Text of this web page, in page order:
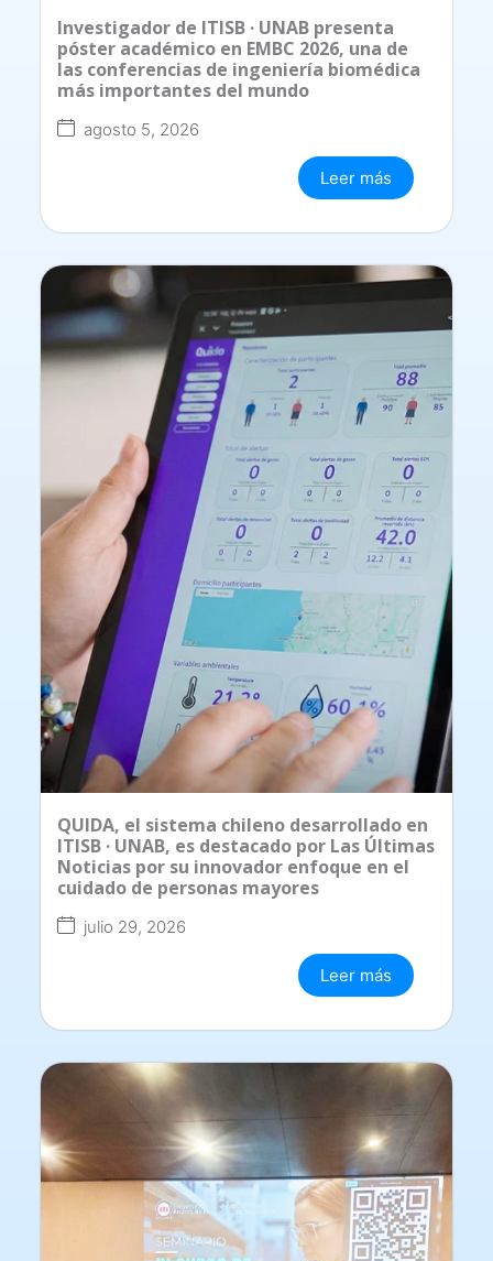
Investigador de ITISB · UNAB presenta
póster académico en EMBC 2026, una de
las conferencias de ingeniería biomédica
más importantes del mundo
agosto 5, 2026
Leer más
QUIDA, el sistema chileno desarrollado en
ITISB · UNAB, es destacado por Las Últimas
Noticias por su innovador enfoque en el
cuidado de personas mayores
julio 29, 2026
Leer más